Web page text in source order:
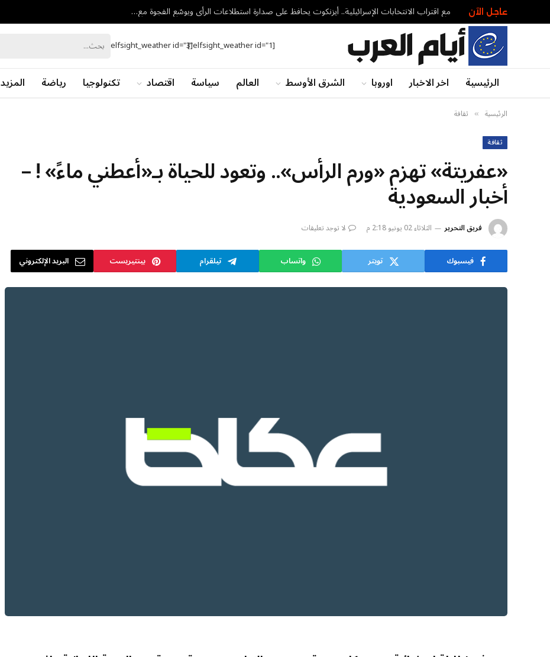
عاجل الآن مع اقتراب الانتخابات الإسرائيلية.. أيزنكوت يحافظ على صدارة استطلاعات الرأي ويوسّع الفجوة مع نتنياهو
[elfsight_weather id="1"]
[elfsight_weather id="3"]
الرئيسية اخر الاخبار اوروبا الشرق الأوسط العالم سياسة اقتصاد تكنولوجيا رياضة المزيد
الرئيسية » ثقافة
ثقافة
«عفريتة» تهزم «ورم الرأس».. وتعود للحياة بـ«أعطني ماءً» ! –
أخبار السعودية
فريق التحرير الثلاثاء 02 يونيو 2:18 م لا توجد تعليقات
فيسبوك تويتر واتساب تيلقرام بينتيريست البريد الإلكتروني